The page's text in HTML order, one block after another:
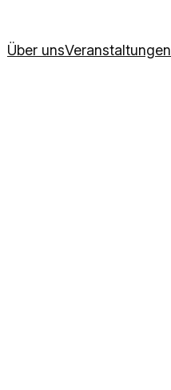
Über unsVeranstaltungen